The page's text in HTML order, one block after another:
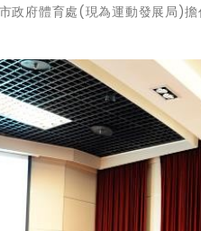
政府體育處(現為運動發展局)